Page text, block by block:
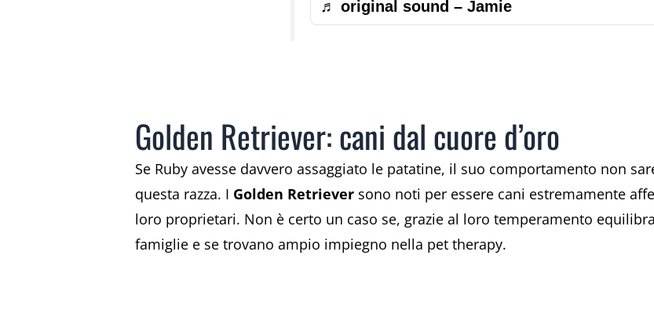
♬ original sound – Jamie
Golden Retriever: cani dal cuore d’oro
Se Ruby avesse davvero assaggiato le patatine, il suo comportamento non
questa razza. I Golden Retriever sono noti per essere cani estremamente
loro proprietari. Non è certo un caso se, grazie al loro temperamento
famiglie e se trovano ampio impiegno nella pet therapy.